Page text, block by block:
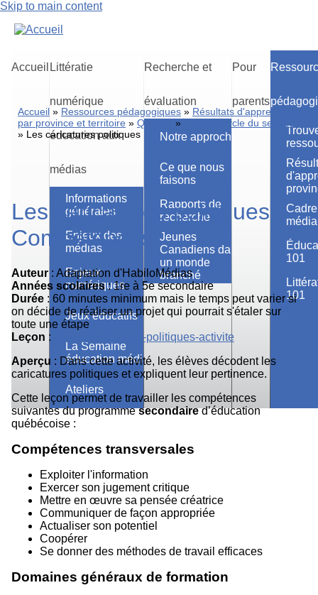
Skip to main content
Accueil Littératie
numérique
éducation aux
médias
Informations
générales
Enjeux des
médias
Enjeux
numériques
Jeux éducatifs
La Semaine
éducation médias
Ateliers
Recherche et
évaluation
Notre approche
Ce que nous
faisons
Rapports de
recherche
Jeunes
Canadiens dans
un monde
branché
Pour
parents
101
101
Accueil Ressources pédagogiques
Résultats d'apprentissage
par province et territoire
Québec
Premier cycle du secondaire
Les caricatures politiques
Les caricatures politiques -
Compétences
Auteur : Adaptation d'HabiloMédias
Années scolaires: 1re à 5e secondaire
Durée : 60 minutes minimum mais le temps peut varier si
on décide de réaliser un projet qui pourrait s'étaler sur
toute une étape
Leçon :
/lecon/caricatures-politiques-activite
Aperçu : Dans cette activité, les élèves décodent les
caricatures politiques et expliquent leur pertinence.
Cette leçon permet de travailler les compétences
suivantes du programmesecondaired’éducation
québécoise :
Compétences transversales
Exploiter l'information
Exercer son jugement critique
Mettre en œuvre sa pensée créatrice
Communiquer de façon appropriée
Actualiser son potentiel
Coopérer
Se donner des méthodes de travail efficaces
Domaines généraux de formation